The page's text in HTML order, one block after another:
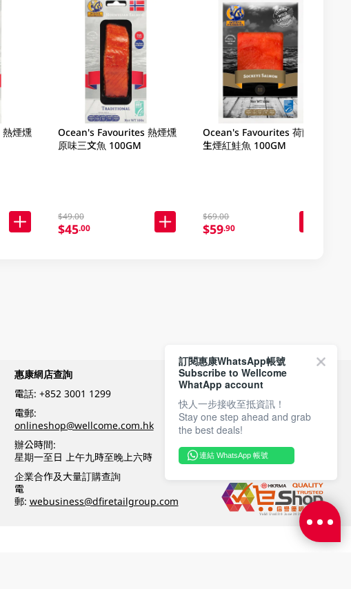
Ocean's Favourites 熱煙燻
原味三文魚 100GM
$49.00
$45.00
Ocean's Favourites 荷蘭野
生煙紅鮭魚 100GM
$69.00
$59.90
惠康網店查詢
電話: +852 3001 1299
電郵:
onlineshop@wellcome.com.hk
辦公時間:
星期一至日 上午九時至晚上六時
企業合作及大量訂購查詢
電
郵: webusiness@dfiretailgroup.com
付款方式
關注我們
訂閱惠康WhatsApp帳號
Subscribe to Wellcome
WhatApp account
快人一步接收至抵資訊！
Stay one step ahead and grab
the best deals!
連結 WhatsApp 帳號